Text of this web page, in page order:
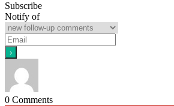
Subscribe
Notify of
0 Comments